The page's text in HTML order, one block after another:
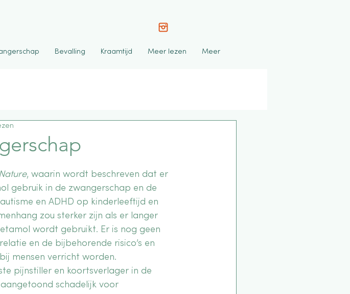
Bevalling Kraamtijd Meer lezen Meer
Nature, waarin wordt beschreven dat er
gebruik in de zwangerschap en de
en ADHD op kinderleeftijd en
zou sterker zijn als er langer
wordt gebruikt. Er is nog geen
en de bijbehorende risico’s en
mensen verricht worden.
pijnstiller en koortsverlager in de
schadelijk voor